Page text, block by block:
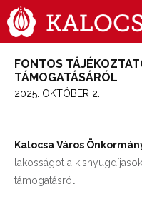
FONTOS
TÁMOGATÁSÁRÓL
2025. OKTÓBER 2.
Kalocsa Város
lakosságot a
támogatásról.